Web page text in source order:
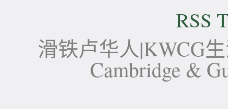
RSS
滑铁卢华人|KWCG
Cambridge &